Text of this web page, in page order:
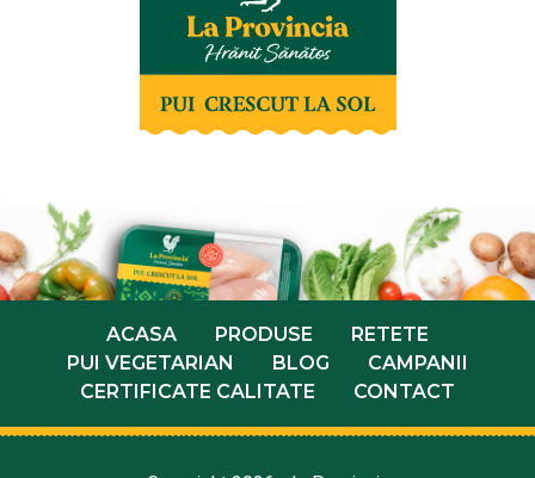
ACASA PRODUSE
RETETE
PUI VEGETARIAN
BLOG
CAMPANII
CERTIFICATE CALITATE
CONTACT